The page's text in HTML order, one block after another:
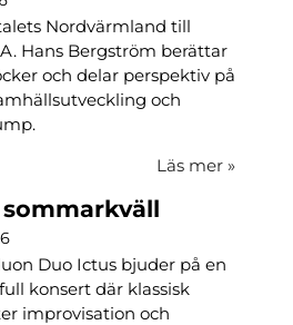
Nordvärmland till
Hans Bergström berättar
och delar perspektiv på
och
Läs mer »
Duo Ictus bjuder på en
konsert där klassisk
improvisation och